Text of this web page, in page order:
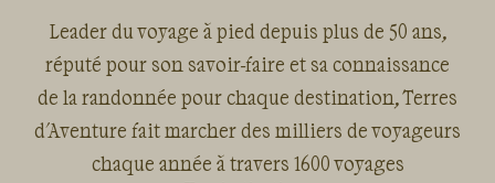
Leader du voyage à pied depuis plus de 50 ans,
réputé pour son savoir-faire et sa connaissance
de la randonnée pour chaque destination, Terres
d'Aventure fait marcher des milliers de voyageurs
chaque année à travers 1600 voyages